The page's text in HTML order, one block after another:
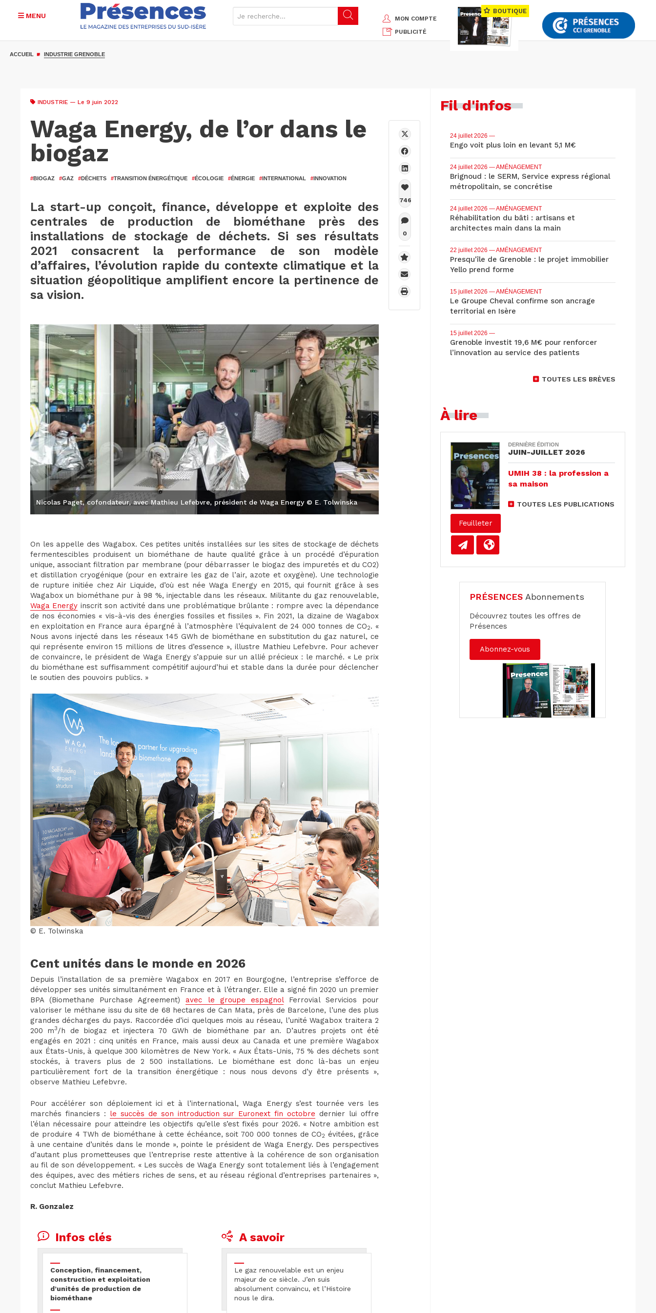
MENU
MON COMPTE
PUBLICITÉ
BOUTIQUE
ACCUEIL INDUSTRIE GRENOBLE
INDUSTRIE — Le 9 juin 2022
Waga Energy, de l’or dans le
biogaz
#BIOGAZ #GAZ #DÉCHETS #TRANSITION ÉNERGÉTIQUE #ÉCOLOGIE #ÉNERGIE #INTERNATIONAL #INNOVATION
La start-up conçoit, finance, développe et exploite des
centrales de production de biométhane près des
installations de stockage de déchets. Si ses résultats
2021 consacrent la performance de son modèle
d’affaires, l’évolution rapide du contexte climatique et la
situation géopolitique amplifient encore la pertinence de
sa vision.
Nicolas Paget, cofondateur, avec Mathieu Lefebvre, président de Waga Energy © E. Tolwinska
On les appelle des Wagabox. Ces petites unités installées sur les sites de stockage de déchets
fermentescibles produisent un biométhane de haute qualité grâce à un procédé d’épuration
unique, associant filtration par membrane (pour débarrasser le biogaz des impuretés et du CO2)
et distillation cryogénique (pour en extraire les gaz de l’air, azote et oxygène). Une technologie
de rupture initiée chez Air Liquide, d’où est née Waga Energy en 2015, qui fournit grâce à ses
Wagabox un biométhane pur à 98 %, injectable dans les réseaux. Militante du gaz renouvelable,
Waga Energy inscrit son activité dans une problématique brûlante : rompre avec la dépendance
de nos économies « vis-à-vis des énergies fossiles et fissiles ». Fin 2021, la dizaine de Wagabox
en exploitation en France aura épargné à l’atmosphère l’équivalent de 24 000 tonnes de CO2. «
Nous avons injecté dans les réseaux 145 GWh de biométhane en substitution du gaz naturel, ce
qui représente environ 15 millions de litres d’essence », illustre Mathieu Lefebvre. Pour achever
de convaincre, le président de Waga Energy s’appuie sur un allié précieux : le marché. « Le prix
du biométhane est suffisamment compétitif aujourd’hui et stable dans la durée pour déclencher
le soutien des pouvoirs publics. »
© E. Tolwinska
Cent unités dans le monde en 2026
Depuis l’installation de sa première Wagabox en 2017 en Bourgogne, l’entreprise s’efforce de
développer ses unités simultanément en France et à l’étranger. Elle a signé fin 2020 un premier
BPA (Biomethane Purchase Agreement)avec le groupe espagnolFerrovial Servicios pour
valoriser le méthane issu du site de 68 hectares de Can Mata, près de Barcelone, l’une des plus
grandes décharges du pays. Raccordée d’ici quelques mois au réseau, l’unité Wagabox traitera 2
200 m3/h de biogaz et injectera 70 GWh de biométhane par an. D’autres projets ont été
engagés en 2021 : cinq unités en France, mais aussi deux au Canada et une première Wagabox
aux États-Unis, à quelque 300 kilomètres de New York. « Aux États-Unis, 75 % des déchets sont
stockés, à travers plus de 2 500 installations. Le biométhane est donc là-bas un enjeu
particulièrement fort de la transition énergétique : nous nous devons d’y être présents »,
observe Mathieu Lefebvre.
Pour accélérer son déploiement ici et à l’international, Waga Energy s’est tournée vers les
marchés financiers : le succès de son introduction sur Euronext fin octobre dernier lui offre
l’élan nécessaire pour atteindre les objectifs qu’elle s’est fixés pour 2026. « Notre ambition est
de produire 4 TWh de biométhane à cette échéance, soit 700 000 tonnes de CO2 évitées, grâce
à une centaine d’unités dans le monde », pointe le président de Waga Energy. Des perspectives
d’autant plus prometteuses que l’entreprise reste attentive à la cohérence de son organisation
au fil de son développement. « Les succès de Waga Energy sont totalement liés à l’engagement
des équipes, avec des métiers riches de sens, et au réseau régional d’entreprises partenaires »,
conclut Mathieu Lefebvre.
R. Gonzalez
Infos clés
Conception, financement,
construction et exploitation
d’unités de production de
biométhane
A savoir
Le gaz renouvelable est un enjeu
majeur de ce siècle. J’en suis
absolument convaincu, et l’Histoire
nous le dira.
746
0
Fil d'infos
24 juillet 2026 —
Engo voit plus loin en levant 5,1 M€
24 juillet 2026 — AMÉNAGEMENT
Brignoud : le SERM, Service express régional
métropolitain, se concrétise
24 juillet 2026 — AMÉNAGEMENT
Réhabilitation du bâti : artisans et
architectes main dans la main
22 juillet 2026 — AMÉNAGEMENT
Presqu'île de Grenoble : le projet immobilier
Yello prend forme
15 juillet 2026 — AMÉNAGEMENT
Le Groupe Cheval confirme son ancrage
territorial en Isère
15 juillet 2026 —
Grenoble investit 19,6 M€ pour renforcer
l’innovation au service des patients
TOUTES LES BRÈVES
À lire
Feuilleter
DERNIÈRE ÉDITION
JUIN-JUILLET 2026
UMIH 38 : la profession a
sa maison
TOUTES LES PUBLICATIONS
PRÉSENCES Abonnements
Découvrez toutes les offres de
Présences
Abonnez-vous